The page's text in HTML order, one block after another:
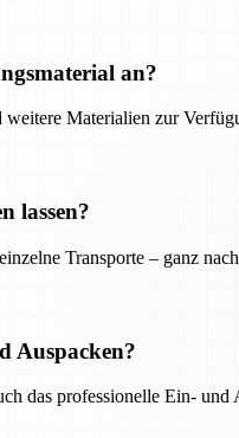
an?
Materialien zur
lassen?
Transporte – ganz
Auspacken?
das professionelle Ein-